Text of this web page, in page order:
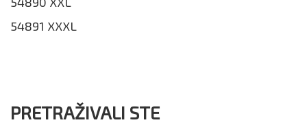
54891 XXXL
PRETRAŽIVALI STE